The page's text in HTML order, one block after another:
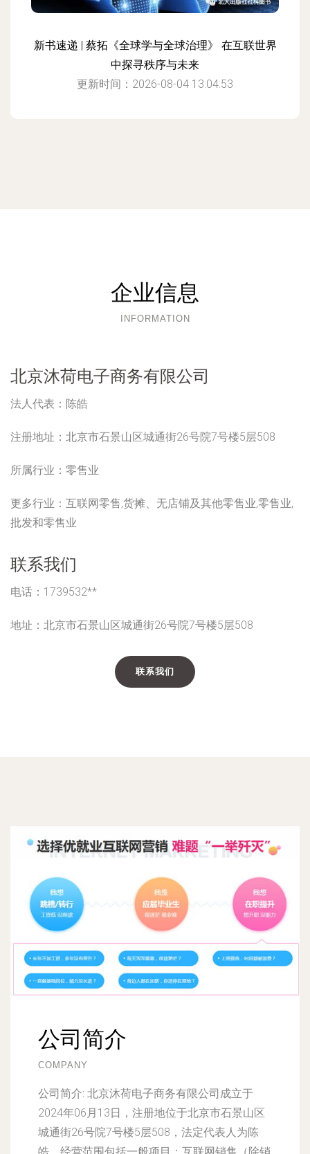
新书速递 | 蔡拓《全球学与全球治理》 在互联世界
中探寻秩序与未来
更新时间：2026-08-04 13:04:53
企业信息
INFORMATION
北京沐荷电子商务有限公司
法人代表： 陈皓
注册地址： 北京市石景山区城通街26号院7号楼5层508
所属行业： 零售业
更多行业： 互联网零售,货摊、无店铺及其他零售业,零售业,
批发和零售业
联系我们
电话：1739532**
地址：北京市石景山区城通街26号院7号楼5层508
联系我们
公司简介
COMPANY
公司简介: 北京沐荷电子商务有限公司成立于
2024年06月13日，注册地位于北京市石景山区
城通街26号院7号楼5层508，法定代表人为陈